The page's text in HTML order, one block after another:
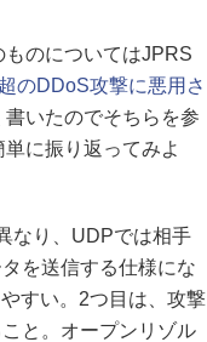
のについてはJPRS
のDDoS攻撃に悪用さ
書いたのでそちらを参
に振り返ってみよ
なり、UDPでは相手
を送信する仕様にな
すい。2つ目は、攻撃
と。オープンリゾル